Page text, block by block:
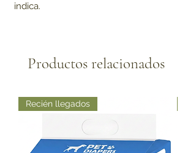
indica.
Productos relacionados
Recién llegados